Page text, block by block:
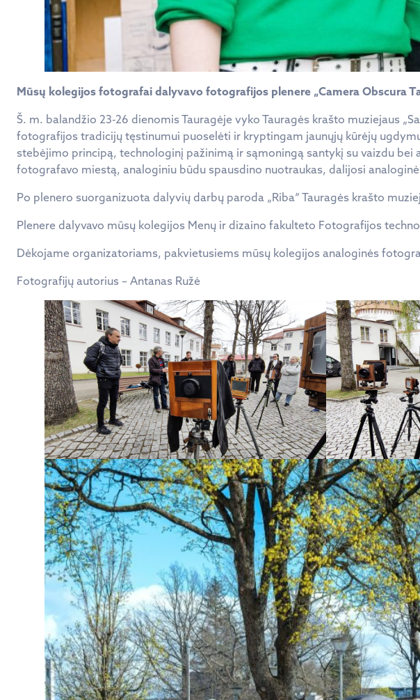
Mūsų kolegijos fotografai dalyvavo fotografijos plenere „Camera Obscura
Š. m. balandžio 23-26 dienomis Tauragėje vyko Tauragės krašto muziejaus
fotografijos tradicijų tęstinumui puoselėti ir kryptingam jaunųjų kūrėjų
stebėjimo principą, technologinį pažinimą ir sąmoningą santykį su vaizdu
fotografavo miestą, analoginiu būdu spausdino nuotraukas, dalijosi
Po plenero suorganizuota dalyvių darbų paroda „Riba“ Tauragės krašto
Plenere dalyvavo mūsų kolegijos Menų ir dizaino fakulteto Fotografijos
Dėkojame organizatoriams, pakvietusiems mūsų kolegijos analoginės
Fotografijų autorius – Antanas Ružė